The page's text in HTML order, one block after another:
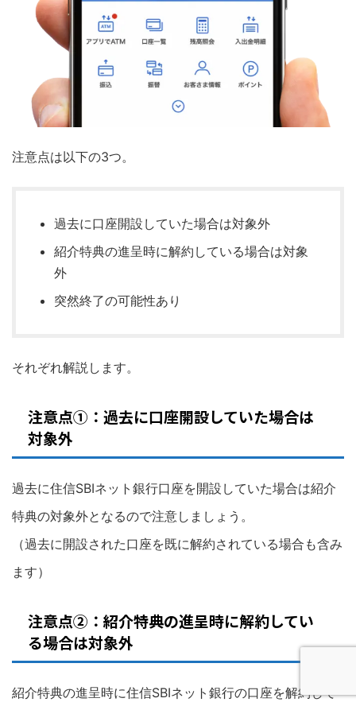
注意点は以下の3つ。
過去に口座開設していた場合は対象外
紹介特典の進呈時に解約している場合は対象
外
突然終了の可能性あり
それぞれ解説します。
注意点①：過去に口座開設していた場合は
対象外
過去に住信SBIネット銀行口座を開設していた場合は紹介
特典の対象外となるので注意しましょう。
（過去に開設された口座を既に解約されている場合も含み
ます）
注意点②：紹介特典の進呈時に解約してい
る場合は対象外
紹介特典の進呈時に住信SBIネット銀行の口座を解約して